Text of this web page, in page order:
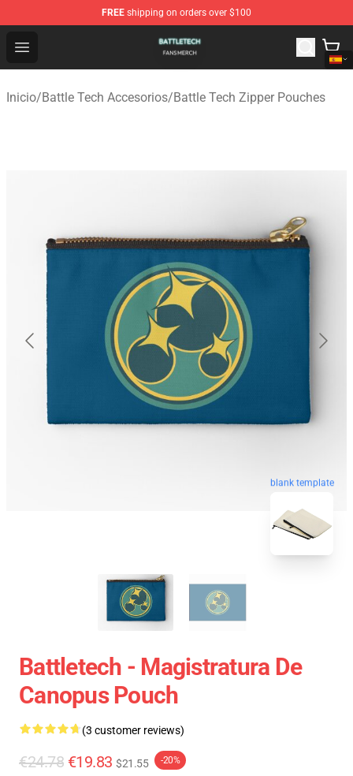
FREE shipping on orders over $100
Open menu
Battle Tech Shop - Official Battle Tech Merchandise Store
Inicio/Battle Tech Accesorios/Battle Tech Zipper Pouches
blank template
Battletech - Magistratura De
Canopus Pouch
(3 customer reviews)
€24.78 €19.83 $21.55 -20%